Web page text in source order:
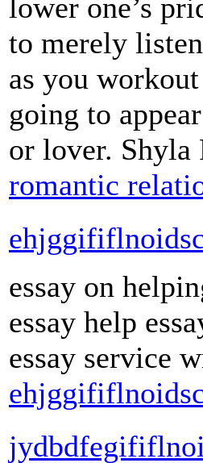
lower one’s
to merely
as you
going to
or lover. Shyla
romantic
essay on
essay help
essay service